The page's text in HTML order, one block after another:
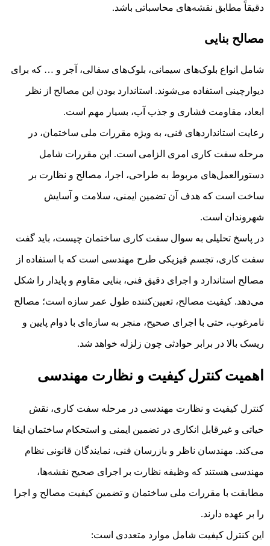
دقیقاً مطابق نقشه‌های محاسباتی باشد.
مصالح بنایی
شامل انواع بلوک‌های سیمانی، بلوک‌های سفالی، آجر و … که برای
دیوارچینی استفاده می‌شوند. استاندارد بودن این مصالح از نظر
ابعاد، مقاومت فشاری و جذب آب، بسیار مهم است.
رعایت استانداردهای فنی، به ویژه مقررات ملی ساختمان، در
مرحله سفت کاری امری الزامی است. این مقررات شامل
دستورالعمل‌های مربوط به طراحی، اجرا، مصالح و نظارت بر
ساخت است که هدف آن تضمین ایمنی، سلامت و آسایش
شهروندان است.
در پاسخ تحلیلی به سوال سفت کاری ساختمان چیست، باید گفت
سفت کاری، تجسم فیزیکی طرح مهندسی است که با استفاده از
مصالح استاندارد و اجرای دقیق فنی، بنایی مقاوم و پایدار را شکل
می‌دهد. کیفیت مصالح، تعیین‌کننده طول عمر سازه است؛ مصالح
نامرغوب، حتی با اجرای صحیح، منجر به سازه‌ای با دوام پایین و
ریسک بالا در برابر حوادثی چون زلزله خواهد شد.
اهمیت کنترل کیفیت و نظارت مهندسی
کنترل کیفیت و نظارت مهندسی در مرحله سفت کاری، نقش
حیاتی و غیرقابل انکاری در تضمین ایمنی و استحکام ساختمان ایفا
می‌کند. مهندسان ناظر و بازرسان فنی، نمایندگان قانونی نظام
مهندسی هستند که وظیفه نظارت بر اجرای صحیح نقشه‌ها،
مطابقت با مقررات ملی ساختمان و تضمین کیفیت مصالح و اجرا
را بر عهده دارند.
این کنترل کیفیت شامل موارد متعددی است: